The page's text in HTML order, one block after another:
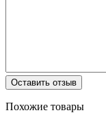
Оставить отзыв
Похожие товары